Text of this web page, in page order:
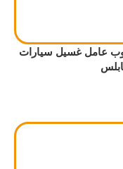
عامل غسيل سيارات